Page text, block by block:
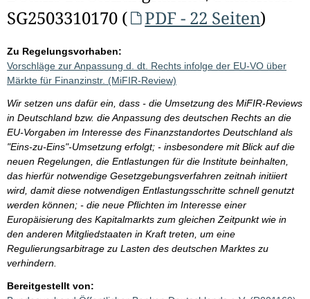
SG2503310170 (
PDF - 22 Seiten)
Zu Regelungsvorhaben:
Vorschläge zur Anpassung d. dt. Rechts infolge der EU-VO über
Märkte für Finanzinstr. (MiFIR-Review)
Wir setzen uns dafür ein, dass - die Umsetzung des MiFIR-Reviews
in Deutschland bzw. die Anpassung des deutschen Rechts an die
EU-Vorgaben im Interesse des Finanzstandortes Deutschland als
"Eins-zu-Eins"-Umsetzung erfolgt; - insbesondere mit Blick auf die
neuen Regelungen, die Entlastungen für die Institute beinhalten,
das hierfür notwendige Gesetzgebungsverfahren zeitnah initiiert
wird, damit diese notwendigen Entlastungsschritte schnell genutzt
werden können; - die neue Pflichten im Interesse einer
Europäisierung des Kapitalmarkts zum gleichen Zeitpunkt wie in
den anderen Mitgliedstaaten in Kraft treten, um eine
Regulierungsarbitrage zu Lasten des deutschen Marktes zu
verhindern.
Bereitgestellt von: